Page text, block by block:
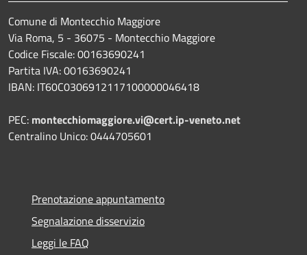
Comune di Montecchio Maggiore
Via Roma, 5 - 36075 - Montecchio Maggiore
Codice Fiscale: 00163690241
Partita IVA: 00163690241
IBAN: IT60C0306912117100000046418
PEC: montecchiomaggiore.vi@cert.ip-veneto.net
Centralino Unico: 0444705601
Prenotazione appuntamento
Segnalazione disservizio
Leggi le FAQ